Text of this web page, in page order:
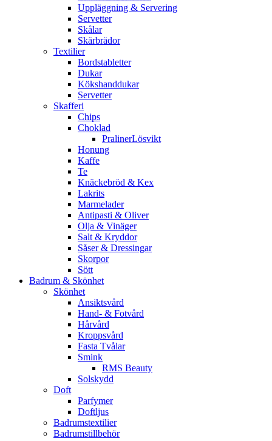
Uppläggning & Servering
Servetter
Skålar
Skärbrädor
Textilier
Bordstabletter
Dukar
Kökshanddukar
Servetter
Skafferi
Chips
Choklad
PralinerLösvikt
Honung
Kaffe
Te
Knäckebröd & Kex
Lakrits
Marmelader
Antipasti & Oliver
Olja & Vinäger
Salt & Kryddor
Såser & Dressingar
Skorpor
Sött
Badrum & Skönhet
Skönhet
Ansiktsvård
Hand- & Fotvård
Hårvård
Kroppsvård
Fasta Tvålar
Smink
RMS Beauty
Solskydd
Doft
Parfymer
Doftljus
Badrumstextilier
Badrumstillbehör